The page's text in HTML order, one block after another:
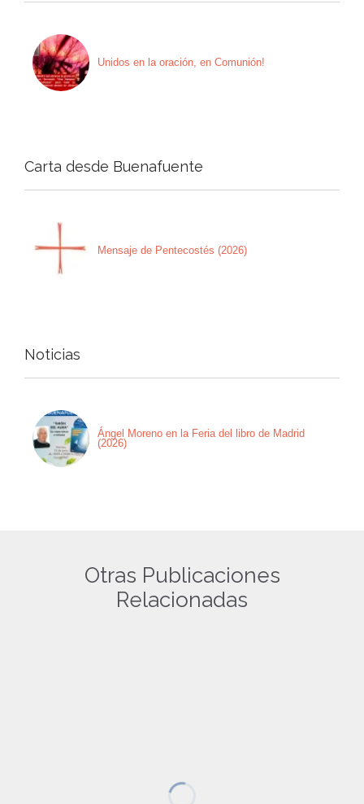
Unidos en la oración, en Comunión!
Carta desde Buenafuente
Mensaje de Pentecostés (2026)
Noticias
Ángel Moreno en la Feria del libro de Madrid
(2026)
Otras Publicaciones
Relacionadas